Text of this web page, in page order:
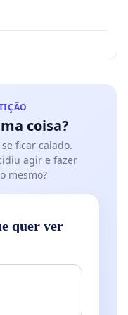
coisa?
ficar calado.
agir e fazer
mesmo?
quer ver